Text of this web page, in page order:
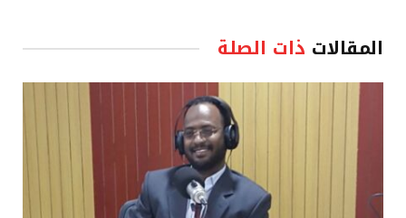
المقالات ذات الصلة